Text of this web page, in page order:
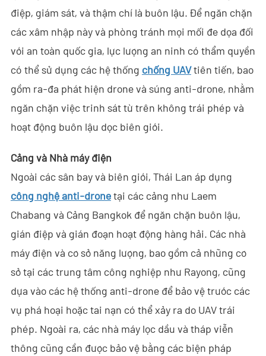
- - ND-IR002 Robot Chữa Cháy Di Động
- - ND-IR003 Robot Xử Lý Vật Liệu Nổ
- - ND-UR002 Phương Tiện Điều Khiển Từ Xa
Giải Pháp
- Giải Pháp Anti-Drone Cầm Tay
- Giải Pháp Phát Hiện Anti-Drone
- Giải Pháp Gây Nhiễu Anti-Drone
- Giải Pháp Ra-đa Xuyên Tường
- Giải Pháp Chặn Wi-Fi
Tòa Soạn
điệp, giám sát, và thậm chí là buôn lậu. Để ngăn chặn
các xâm nhập này và phòng tránh mọi mối đe dọa đối
với an toàn quốc gia, lực lượng an ninh có thẩm quyền
có thể sử dụng các hệ thống chống UAVtiên tiến, bao
gồm ra-đa phát hiện drone và súng anti-drone, nhằm
ngăn chặn việc trinh sát từ trên không trái phép và
hoạt động buôn lậu dọc biên giới.
Cảng và Nhà máy điện
Ngoài các sân bay và biên giới, Thái Lan áp dụng
công nghệ anti-dronetại các cảng như Laem
Chabang và Cảng Bangkok để ngăn chặn buôn lậu,
gián điệp và gián đoạn hoạt động hàng hải. Các nhà
máy điện và cơ sở năng lượng, bao gồm cả những cơ
sở tại các trung tâm công nghiệp như Rayong, cũng
dựa vào các hệ thống anti-drone để bảo vệ trước các
vụ phá hoại hoặc tai nạn có thể xảy ra do UAV trái
phép. Ngoài ra, các nhà máy lọc dầu và tháp viễn
thông cũng cần được bảo vệ bằng các biện pháp